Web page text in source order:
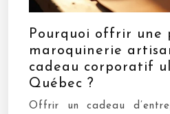
Pourquoi offrir une
maroquinerie
cadeau corporatif
Québec ?
Offrir un cadeau